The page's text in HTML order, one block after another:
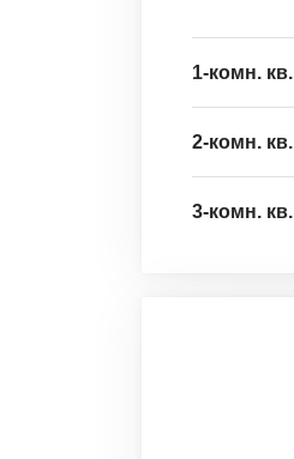
1-комн. кв.
2-комн. кв.
3-комн. кв.